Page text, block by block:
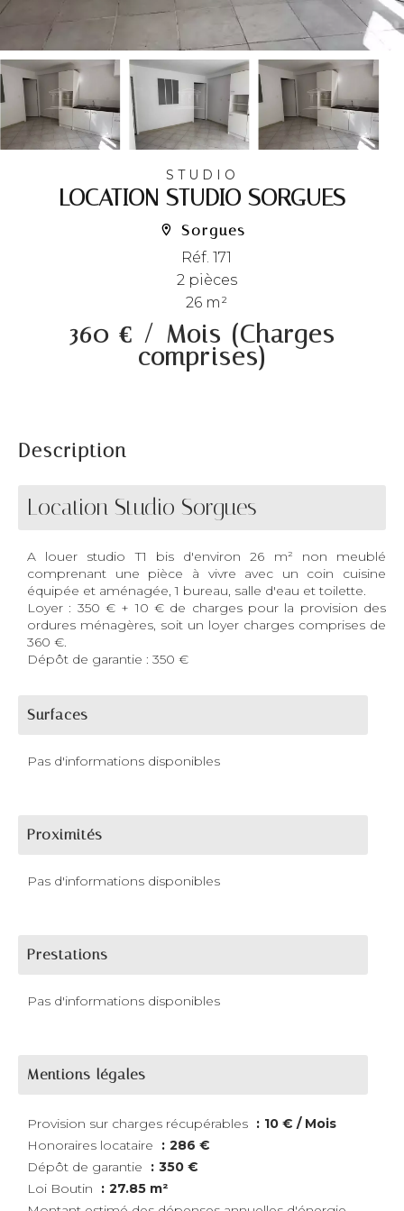
STUDIO
LOCATION STUDIO SORGUES
Sorgues
Réf. 171
2 pièces
26 m²
360 € / Mois (Charges
comprises)
Description
Location Studio Sorgues
A louer studio T1 bis d'environ 26 m² non meublé
comprenant une pièce à vivre avec un coin cuisine
équipée et aménagée, 1 bureau, salle d'eau et toilette.
Loyer : 350 € + 10 € de charges pour la provision des
ordures ménagères, soit un loyer charges comprises de
360 €.
Dépôt de garantie : 350 €
Surfaces
Pas d'informations disponibles
Proximités
Pas d'informations disponibles
Prestations
Pas d'informations disponibles
Mentions légales
Provision sur charges récupérables
10 € / Mois
Honoraires locataire
286 €
Dépôt de garantie
350 €
Loi Boutin
27.85 m²